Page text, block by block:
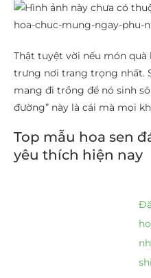
Thật tuyệt vời nếu món
trưng nơi trang trọng nhất.
mang đi trồng để nó sinh
đường” này là cái mà mọi
Top mẫu hoa sen
yêu thích hiện nay